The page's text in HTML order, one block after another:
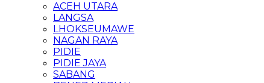
ACEH UTARA
LANGSA
LHOKSEUMAWE
NAGAN RAYA
PIDIE
PIDIE JAYA
SABANG